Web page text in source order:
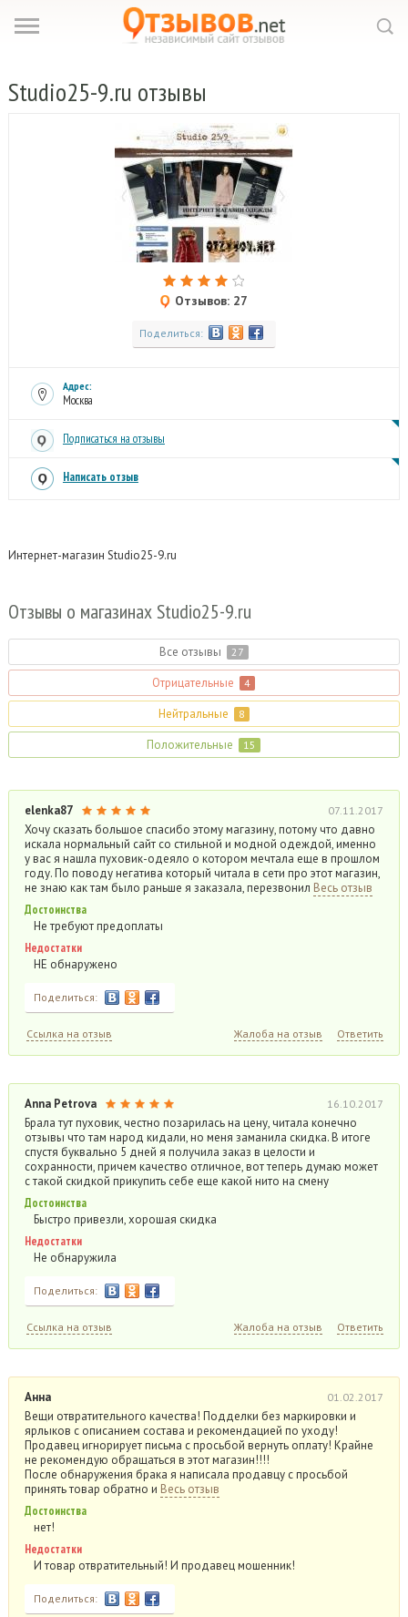
Studio25-9.ru отзывы
Отзывов: 27
Поделиться:
Адрес:
Москва
Подписаться на отзывы
Написать отзыв
Интернет-магазин Studio25-9.ru
Отзывы о магазинах Studio25-9.ru
Все отзывы 27
Отрицательные 4
Нейтральные 8
Положительные 15
elenka87 07.11.2017
Хочу сказать большое спасибо этому магазину, потому что давно
искала нормальный сайт со стильной и модной одеждой, именно
у вас я нашла пуховик-одеяло о котором мечтала еще в прошлом
году. По поводу негатива который читала в сети про этот магазин,
не знаю как там было раньше я заказала, перезвонил Весь отзыв
Достоинства
Не требуют предоплаты
Недостатки
НЕ обнаружено
Поделиться:
Ссылка на отзыв Жалоба на отзыв Ответить
Anna Petrova 16.10.2017
Брала тут пуховик, честно позарилась на цену, читала конечно
отзывы что там народ кидали, но меня заманила скидка. В итоге
спустя буквально 5 дней я получила заказ в целости и
сохранности, причем качество отличное, вот теперь думаю может
с такой скидкой прикупить себе еще какой нито на смену
Достоинства
Быстро привезли, хорошая скидка
Недостатки
Не обнаружила
Поделиться:
Ссылка на отзыв Жалоба на отзыв Ответить
Анна 01.02.2017
Вещи отвратительного качества! Подделки без маркировки и
ярлыков с описанием состава и рекомендацией по уходу!
Продавец игнорирует письма с просьбой вернуть оплату! Крайне
не рекомендую обращаться в этот магазин!!!!
После обнаружения брака я написала продавцу с просьбой
принять товар обратно и Весь отзыв
Достоинства
нет!
Недостатки
И товар отвратительный! И продавец мошенник!
Поделиться: